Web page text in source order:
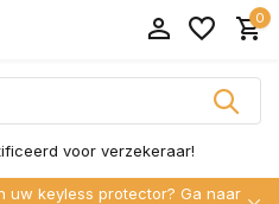
0
voor verzekeraar!
uw keyless protector? Ga naar